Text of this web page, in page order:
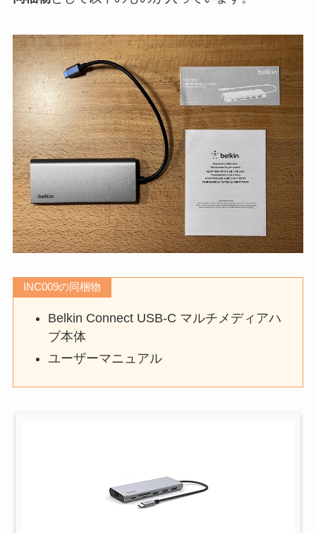
INC009の同梱物
Belkin Connect USB-C マルチメディアハ
ブ本体
ユーザーマニュアル